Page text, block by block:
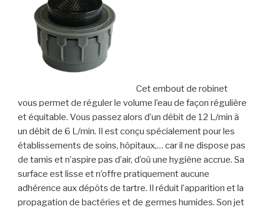
Cet embout de robinet
vous permet de réguler le volume l’eau de façon régulière
et équitable. Vous passez alors d’un débit de 12 L/min à
un débit de 6 L/min. Il est conçu spécialement pour les
établissements de soins, hôpitaux,… car il ne dispose pas
de tamis et n’aspire pas d’air, d’où une hygiène accrue. Sa
surface est lisse et n’offre pratiquement aucune
adhérence aux dépôts de tartre. Il réduit l’apparition et la
propagation de bactéries et de germes humides. Son jet